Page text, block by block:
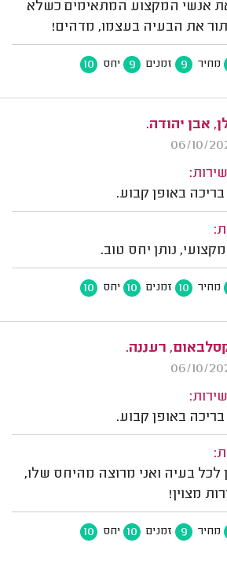
אנשי המקצוע המתאימים כשלא
את הבעיה בעצמו, מדהים!
מחיר 9 זמנים 9 יחס 10
אבן יהודה.
באופן קבוע.
נותן יחס טוב.
מחיר 10 זמנים 10 יחס 10
רעננה.
באופן קבוע.
לכל בעיה ואני מרוצה מהיחס שלו,
מצוין!
מחיר 9 זמנים 10 יחס 10